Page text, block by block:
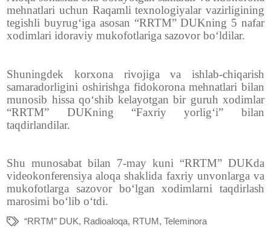
mehnatlari uchun Raqamli texnologiyalar vazirligining
tegishli buyrug‘iga asosan “RRTM” DUKning 5 nafar
xodimlari idoraviy mukofotlariga sazovor bo‘ldilar.
Shuningdek korxona rivojiga va ishlab-chiqarish
samaradorligini oshirishga fidokorona mehnatlari bilan
munosib hissa qo‘shib kelayotgan bir guruh xodimlar
“RRTM” DUKning “Faxriy yorlig‘i” bilan
taqdirlandilar.
Shu munosabat bilan 7-may kuni “RRTM” DUKda
videokonferensiya aloqa shaklida faxriy unvonlarga va
mukofotlarga sazovor bo‘lgan xodimlarni taqdirlash
marosimi bo‘lib o‘tdi.
“RRTM” DUK, Radioaloqa, RTUM,Teleminora